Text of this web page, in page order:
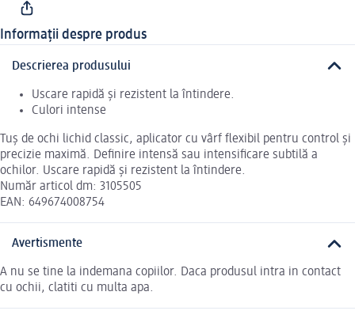
Informații despre produs
Descrierea produsului
Uscare rapidă și rezistent la întindere.
Culori intense
Tuș de ochi lichid classic, aplicator cu vârf flexibil pentru control și
precizie maximă. Definire intensă sau intensificare subtilă a
ochilor. Uscare rapidă și rezistent la întindere.
Număr articol dm: 3105505
EAN: 649674008754
Avertismente
A nu se tine la indemana copiilor. Daca produsul intra in contact
cu ochii, clatiti cu multa apa.